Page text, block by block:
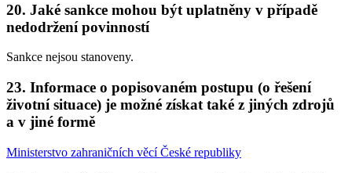
20. Jaké sankce mohou být uplatněny v případě
nedodržení povinností
Sankce nejsou stanoveny.
23. Informace o popisovaném postupu (o řešení
životní situace) je možné získat také z jiných zdrojů
a v jiné formě
Ministerstvo zahraničních věcí České republiky